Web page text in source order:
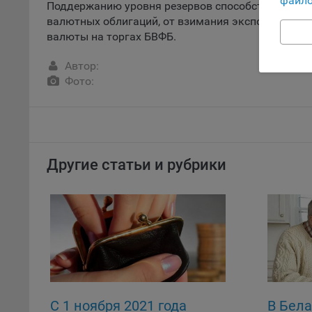
Поддержанию уровня резервов способствовали
валютных облигаций, от взимания экспортных
валюты на торгах БВФБ.
Автор:
Фото:
Другие статьи и рубрики
С 1 ноября 2021 года В